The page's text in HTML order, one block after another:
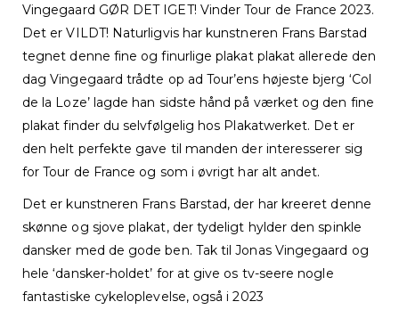
Vingegaard GØR DET IGET! Vinder Tour de France 2023.
Det er VILDT! Naturligvis har kunstneren Frans Barstad
tegnet denne fine og finurlige plakat plakat allerede den
dag Vingegaard trådte op ad Tour’ens højeste bjerg ‘Col
de la Loze’ lagde han sidste hånd på værket og den fine
plakat finder du selvfølgelig hos Plakatwerket. Det er
den helt perfekte gave til manden der interesserer sig
for Tour de France og som i øvrigt har alt andet.
Det er kunstneren Frans Barstad, der har kreeret denne
skønne og sjove plakat, der tydeligt hylder den spinkle
dansker med de gode ben. Tak til Jonas Vingegaard og
hele ‘dansker-holdet’ for at give os tv-seere nogle
fantastiske cykeloplevelse, også i 2023